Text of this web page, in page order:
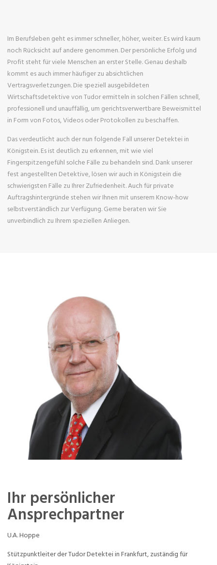
Im Berufsleben geht es immer schneller, höher, weiter. Es wird kaum
noch Rücksicht auf andere genommen. Der persönliche Erfolg und
Profit steht für viele Menschen an erster Stelle. Genau deshalb
kommt es auch immer häufiger zu absichtlichen
Vertragsverletzungen. Die speziell ausgebildeten
Wirtschaftsdetektive von Tudor ermitteln in solchen Fällen schnell,
professionell und unauffällig, um gerichtsverwertbare Beweismittel
in Form von Fotos, Videos oder Protokollen zu beschaffen.
Das verdeutlicht auch der nun folgende Fall unserer Detektei in
Königstein. Es ist deutlich zu erkennen, mit wie viel
Fingerspitzengefühl solche Fälle zu behandeln sind. Dank unserer
fest angestellten Detektive, lösen wir auch in Königstein die
schwierigsten Fälle zu Ihrer Zufriedenheit. Auch für private
Auftragshintergründe stehen wir Ihnen mit unserem Know-how
selbstverständlich zur Verfügung. Gerne beraten wir Sie
unverbindlich zu Ihrem speziellen Anliegen.
Ihr persönlicher
Ansprechpartner
U.A. Hoppe
Stützpunktleiter der Tudor Detektei in Frankfurt, zuständig für